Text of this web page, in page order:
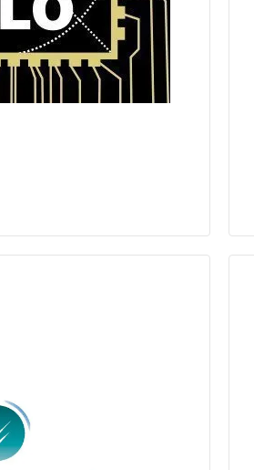
Корпоративный сайт,
Сайт-каталог,
Контент-проект,